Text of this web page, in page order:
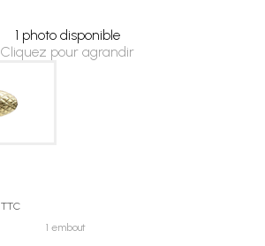
1 photo disponible
Cliquez pour agrandir
TTC
1 embout